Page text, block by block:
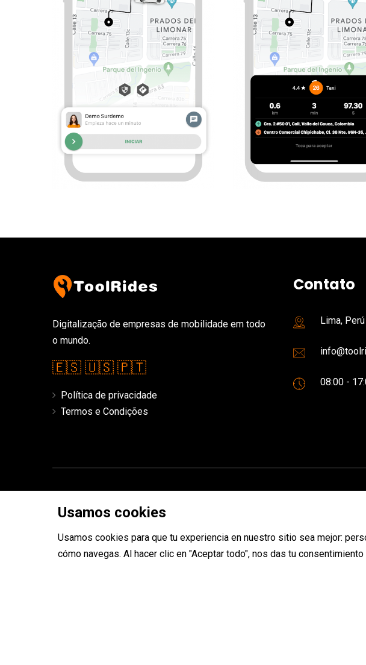
Digitalização de empresas de mobilidade em todo
o mundo.
🇪🇸 🇺🇸 🇵🇹
Política de privacidade
Termos e Condições
Contato
Lima, Perú
08:00 -
Usamos cookies
Usamos cookies para que tu experiencia en nuestro sitio sea mejor:
cómo navegas. Al hacer clic en "Aceptar todo", nos das tu